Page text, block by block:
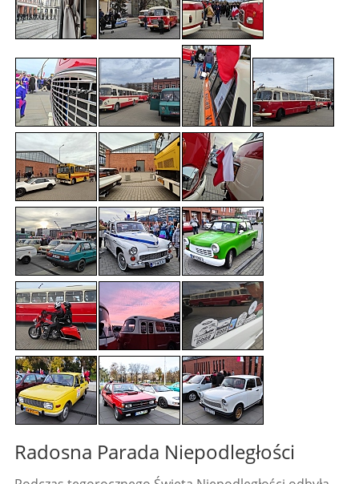
Radosna Parada Niepodległości